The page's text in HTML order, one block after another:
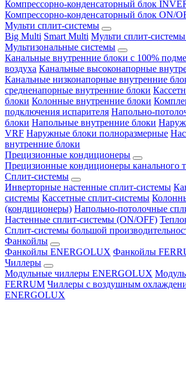
Компрессорно-конденсаторный блок
Компрессорно-конденсаторный блок ON/
Мульти сплит-системы
Big Multi Smart Multi Мульти сплит-системы
Мультизональные системы
Канальные внутренние блоки с 100%
воздуха Канальные высоконапорные
Канальные низконапорные внутренние
средненапорные внутренние блоки
блоки Колонные внутренние блоки
подключения испарителя Напольно-
блоки Напольные внутренние блоки
VRF Наружные блоки полноразмерные
внутренние блоки
Прецизионные кондиционеры
Прецизионные кондиционеры канального
Сплит-системы
Инверторные настенные сплит-системы
системы Кассетные сплит-системы
(кондиционеры) Напольно-потолочные
Настенные сплит-системы (ON/OFF)
Сплит-системы большой
Фанкойлы
Фанкойлы ENERGOLUX Фанкойлы
Чиллеры
Модульные чиллеры ENERGOLUX
FERRUM Чиллеры с воздушным
ENERGOLUX